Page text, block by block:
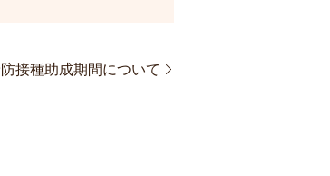
接種助成期間について